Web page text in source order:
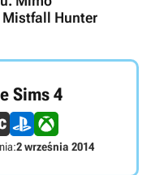
Hunter
Sims 4
2 września 2014